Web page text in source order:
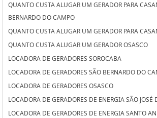
QUANTO CUSTA ALUGAR UM GERADOR PARA
BERNARDO DO CAMPO
QUANTO CUSTA ALUGAR UM GERADOR PARA
QUANTO CUSTA ALUGAR UM GERADOR OSASCO
LOCADORA DE GERADORES SOROCABA
LOCADORA DE GERADORES SÃO BERNARDO DO
LOCADORA DE GERADORES OSASCO
LOCADORA DE GERADORES DE ENERGIA SÃO JOSÉ
LOCADORA DE GERADORES DE ENERGIA SANTO